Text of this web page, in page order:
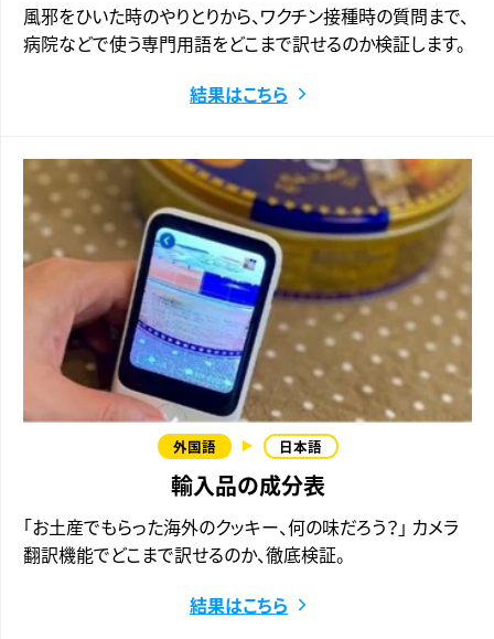
風邪をひいた時のやりとりから、ワクチン接種時の質問まで、
病院などで使う専門用語をどこまで訳せるのか検証します。
結果はこちら
輸入品の成分表
「お土産でもらった海外のクッキー、何の味だろう？」 カメラ
翻訳機能でどこまで訳せるのか、徹底検証。
結果はこちら